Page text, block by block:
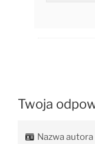
Twoja
Nazwa autora